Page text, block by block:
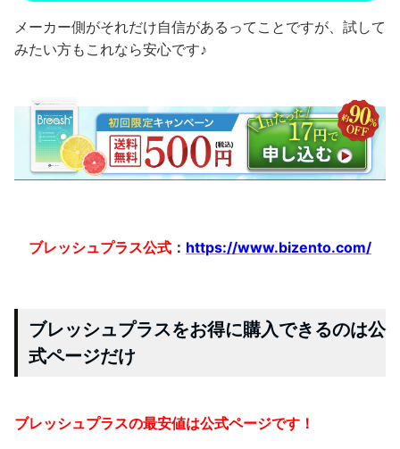
メーカー側がそれだけ自信があるってことですが、試して
みたい方もこれなら安心です♪
ブレッシュプラス公式 ： https://www.bizento.com/
ブレッシュプラスをお得に購入できるのは公
式ページだけ
ブレッシュプラスの最安値は公式ページです！